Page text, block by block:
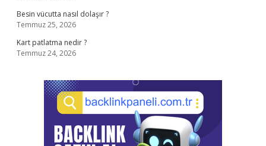
Besin vücutta nasıl dolaşır ?
Temmuz 25, 2026
Kart patlatma nedir ?
Temmuz 24, 2026